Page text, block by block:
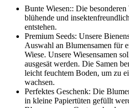
Bunte Wiesen:: Die
blühende und
entstehen.
Premium Seeds: Unsere
Auswahl an Blumensamen für
Wiese. Unsere Wiesensamen
ausgesät werden. Die Samen
leicht feuchtem Boden, um zu
wachsen.
Perfektes Geschenk: Die
in kleine Papiertüten gefüllt